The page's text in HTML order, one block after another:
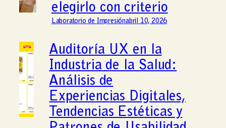
elegirlo con criterio
Laboratorio de Impresiónabril 10, 2026
Auditoría UX en la
Industria de la Salud:
Análisis de
Experiencias Digitales,
Tendencias Estéticas y